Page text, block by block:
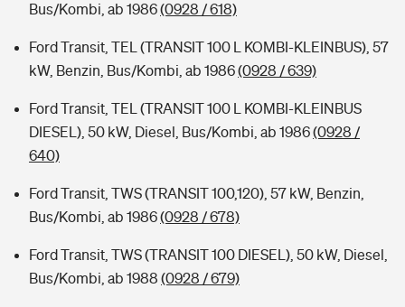
Bus/Kombi, ab 1986(0928 / 618)
Ford Transit, TEL (TRANSIT 100 L KOMBI-KLEINBUS), 57
kW, Benzin, Bus/Kombi, ab 1986(0928 / 639)
Ford Transit, TEL (TRANSIT 100 L KOMBI-KLEINBUS
DIESEL), 50 kW, Diesel, Bus/Kombi, ab 1986(0928 /
640)
Ford Transit, TWS (TRANSIT 100,120), 57 kW, Benzin,
Bus/Kombi, ab 1986(0928 / 678)
Ford Transit, TWS (TRANSIT 100 DIESEL), 50 kW, Diesel,
Bus/Kombi, ab 1988 (0928 / 679)